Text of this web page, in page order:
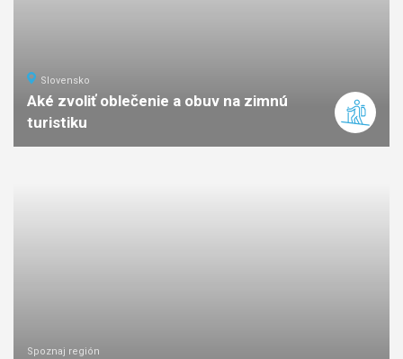
Slovensko
Aké zvoliť oblečenie a obuv na zimnú
turistiku
Spoznaj región